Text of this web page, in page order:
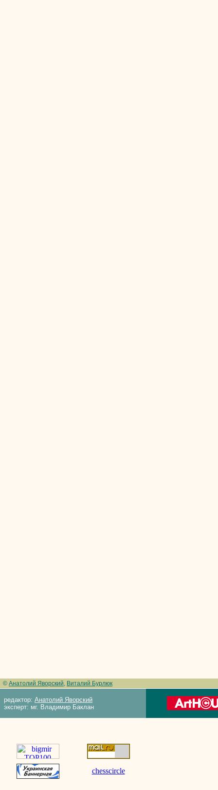
© Анатолий Яворский, Виталий Бурлюк
редактор: Анатолий Яворский
эксперт: мг. Владимир Баклан
chesscircle